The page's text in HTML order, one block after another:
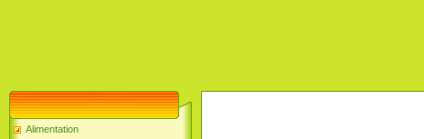
Alimentation